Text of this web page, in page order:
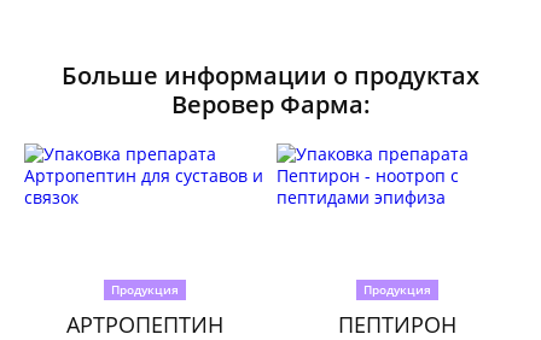
Больше информации о продуктах
Веровер Фарма:
Продукция
АРТРОПЕПТИН
Продукция
ПЕПТИРОН